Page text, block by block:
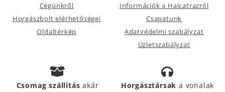
Cégünkről
Horgászbolt elérhetőségei
Oldaltérkép
Információk a Halcatrazról
Csapatunk
Adatvédelmi szabályzat
Üzletszabályzat
Csomag szállításakár
Horgásztársak a vonalak